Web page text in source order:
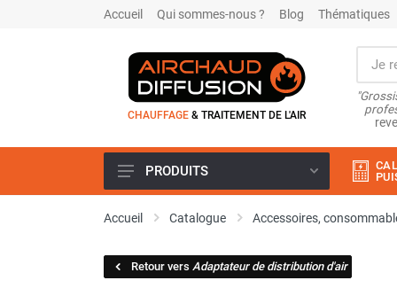
Accueil Qui sommes-nous ? Blog Thématiques
CHAUFFAGE & TRAITEMENT DE L'AIR
Climatiseur
Climatiseur mobile résidentiel et
PRODUITS
Accueil Catalogue Accessoires,
Retour vers Adaptateur de distribution d'air